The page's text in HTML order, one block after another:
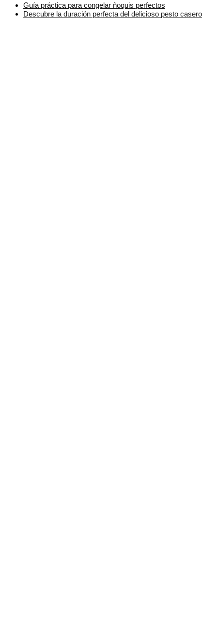
Guía práctica para congelar ñoquis perfectos
Descubre la duración perfecta del delicioso pesto casero